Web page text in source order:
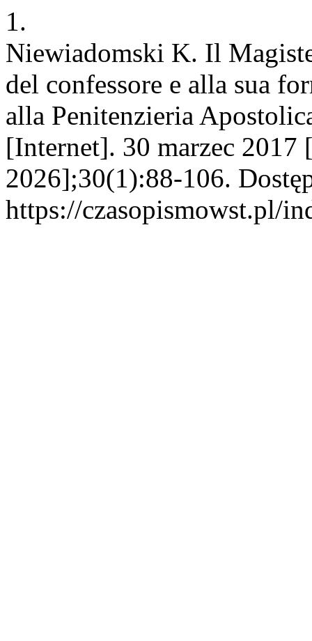
1.
Niewiadomski K. Il
del confessore e alla sua
alla Penitenzieria
[Internet]. 30 marzec 2017
2026];30(1):88-106.
https://czasopismowst.pl/